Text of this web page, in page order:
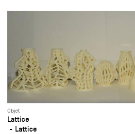
Objet
Lattice
Lattice